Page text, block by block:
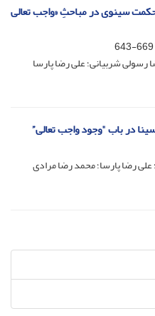
سینوی در مباحثِ «واجب تعالی
669-643
شربیانی؛ علی رضا پارسا
در باب "وجود واجب تعالی”
رضا پارسا؛ محمد رضا مرادی